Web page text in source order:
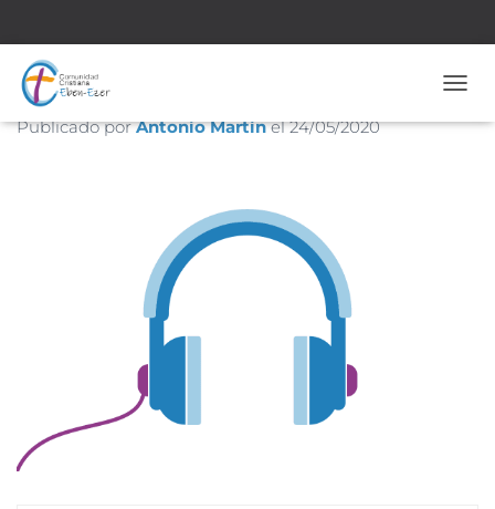
Nueva Generación
Publicado porAntonio Martínel24/05/2020